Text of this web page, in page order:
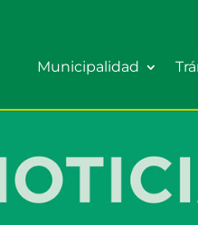
Municipalidad